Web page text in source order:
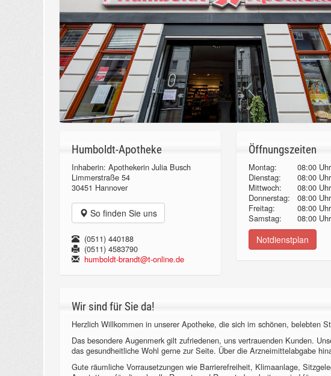
Humboldt-Apotheke
Inhaberin: Apothekerin Julia Busch
Limmerstraße 54
30451 Hannover
So finden Sie uns
(0511) 440188
(0511) 4583790
humboldt-brandt@t-online.de
Öffnungszeiten
Montag: 08:00 Uhr
Dienstag:
08:00 Uhr
Mittwoch:
08:00 Uhr
Donnerstag:08:00 Uhr
Freitag:
08:00 Uhr
Samstag:
08:00 Uhr
Notdienstplan
Wir sind für Sie da!
Herzlich Willkommen in unserer Apotheke, die sich im schönen, belebten
Das besondere Augenmerk gilt zufriedenen, uns vertrauenden Kunden.
das gesundheitliche Wohl gerne zur Seite. Über die Arzneimittelabgabe
Gute räumliche Vorrausetzungen wie Barrierefreiheit, Klimaanlage,